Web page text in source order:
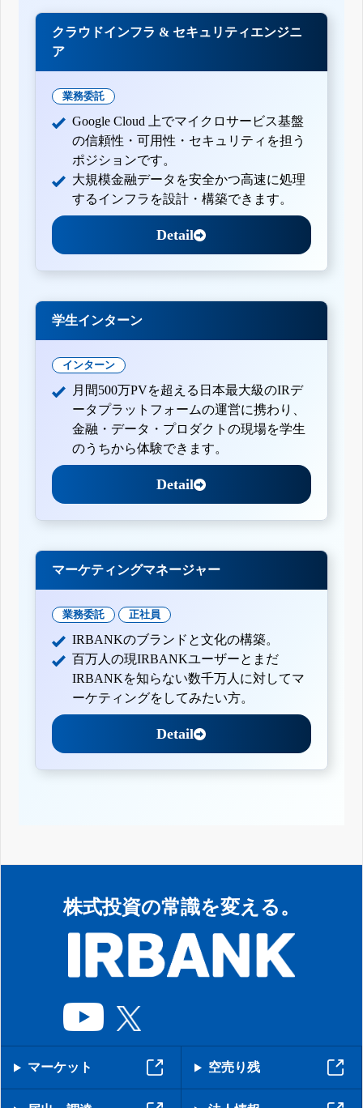
クラウドインフラ & セキュリティエンジニ
ア
業務委託
Google Cloud 上でマイクロサービス基盤
の信頼性・可用性・セキュリティを担う
ポジションです。
大規模金融データを安全かつ高速に処理
するインフラを設計・構築できます。
Detail
学生インターン
インターン
月間500万PVを超える日本最大級のIRデ
ータプラットフォームの運営に携わり、
金融・データ・プロダクトの現場を学生
のうちから体験できます。
Detail
マーケティングマネージャー
業務委託 正社員
IRBANKのブランドと文化の構築。
百万人の現IRBANKユーザーとまだ
IRBANKを知らない数千万人に対してマ
ーケティングをしてみたい方。
Detail
株式投資の常識を変える。
マーケット 空売り残